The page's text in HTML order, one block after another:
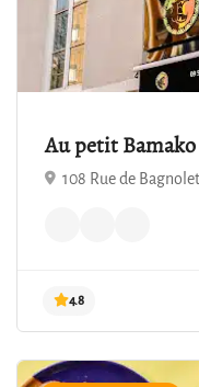
Au petit Bamako
108 Rue de